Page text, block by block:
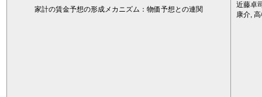
家計の賃金予想の形成メカニズム：物価予想との連関
近藤卓
康介,